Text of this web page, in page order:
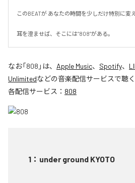
このBEATが あなたの時間を少しだけ特別に変
耳を澄ませば、そこには”808”がある。
なお「808 」は、 Apple Music、 Spotify、
Unlimitedなどの音楽配信サービスで聴
各配信サービス： 808
1 ： under ground KYOTO